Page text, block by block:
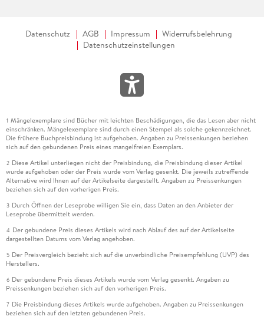
Datenschutz AGB Impressum
Widerrufsbelehrung
Datenschutzeinstellungen
1 Mängelexemplare sind Bücher mit leichten Beschädigungen, die das Lesen aber nicht
einschränken. Mängelexemplare sind durch einen Stempel als solche gekennzeichnet.
Die frühere Buchpreisbindung ist aufgehoben. Angaben zu Preissenkungen beziehen
sich auf den gebundenen Preis eines mangelfreien Exemplars.
2 Diese Artikel unterliegen nicht der Preisbindung, die Preisbindung dieser Artikel
wurde aufgehoben oder der Preis wurde vom Verlag gesenkt. Die jeweils zutreffende
Alternative wird Ihnen auf der Artikelseite dargestellt. Angaben zu Preissenkungen
beziehen sich auf den vorherigen Preis.
3 Durch Öffnen der Leseprobe willigen Sie ein, dass Daten an den Anbieter der
Leseprobe übermittelt werden.
4 Der gebundene Preis dieses Artikels wird nach Ablauf des auf der Artikelseite
dargestellten Datums vom Verlag angehoben.
5 Der Preisvergleich bezieht sich auf die unverbindliche Preisempfehlung (UVP) des
Herstellers.
6 Der gebundene Preis dieses Artikels wurde vom Verlag gesenkt. Angaben zu
Preissenkungen beziehen sich auf den vorherigen Preis.
7 Die Preisbindung dieses Artikels wurde aufgehoben. Angaben zu Preissenkungen
beziehen sich auf den letzten gebundenen Preis.